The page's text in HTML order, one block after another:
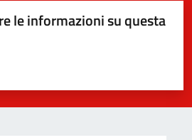
le informazioni su questa
stelle su 5
su 5
5